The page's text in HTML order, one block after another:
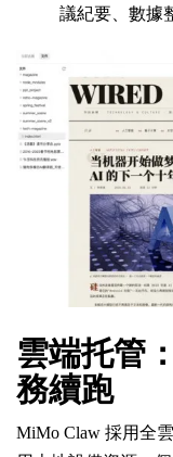
議紀要、數據
雲端托管
務續跑
MiMo Claw 採用全